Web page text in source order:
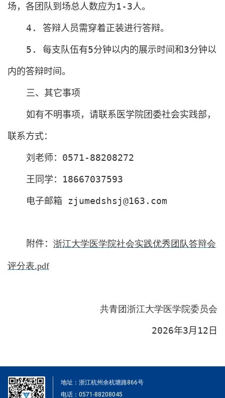
场，各团队到场总人数应为1-3人。
4. 答辩人员需穿着正装进行答辩。
5.每支队伍有5分钟以内的展示时间和3分钟以
内的答辩时间。
三、其它事项
如有不明事项，请联系医学院团委社会实践部，
联系方式：
刘老师： 0571-88208272
王同学： 18667037593
电子邮箱 zjumedshsj@163.com
附件：浙江大学医学院社会实践优秀团队答辩会
评分表.pdf
共青团浙江大学医学院委员会
2026年3月 12 日
地址：浙江杭州余杭塘路866号
电话：0571-88208045